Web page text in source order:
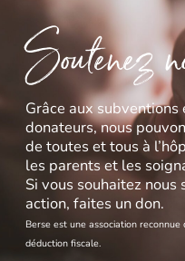
Soutenez
Grâce aux
donateurs, nous
de toutes et tous à
les parents et les
Si vous souhaitez
action, faites un don.
Berse est une association
déduction fiscale.